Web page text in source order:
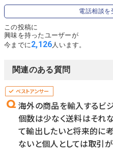
電話相談を
この投稿に
興味を持ったユーザーが
今までに2,126人います。
関連のある質問
海外の商品を輸入するビ
個数は少なく送料はそれ
て輸出したいと将来的に
ないと個人としては取引